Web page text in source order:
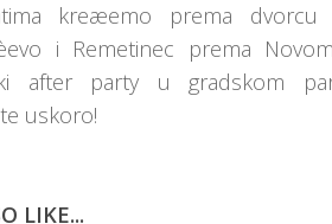
kreæemo prema
i Remetinec prema
after party u gradskom
uskoro!
LIKE...